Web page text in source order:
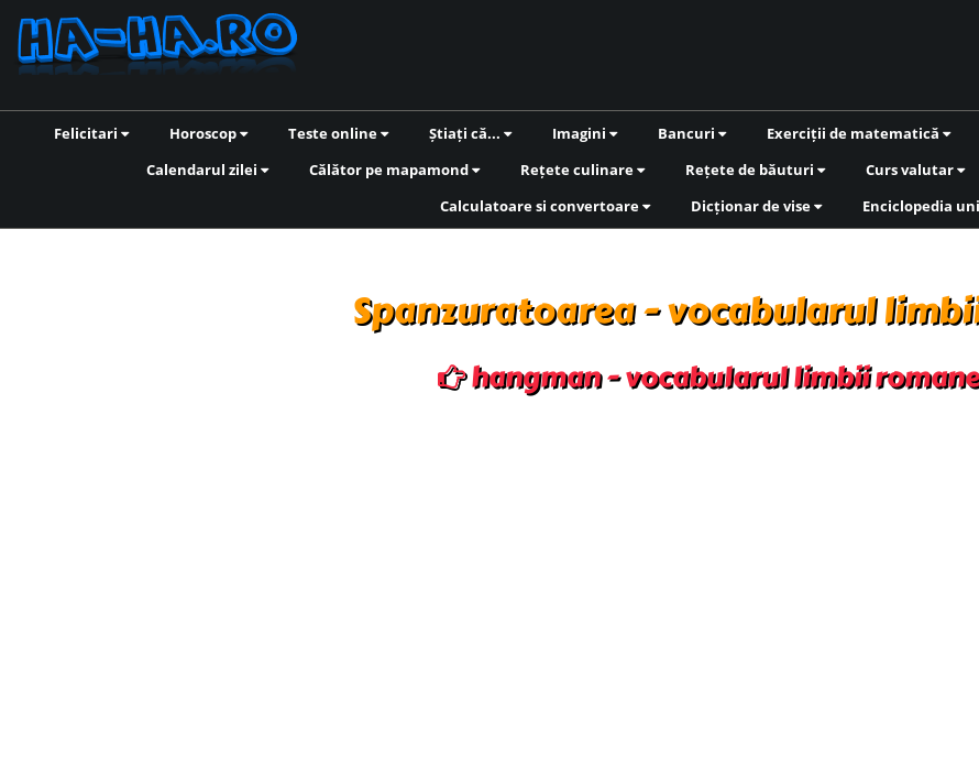
Felicitari Horoscop Teste online Știați că... Imagini Bancuri Exerciții de matematică
Calendarul zilei
Călător pe mapamond Rețete culinare Rețete de băuturi Curs valutar
Calculatoare si convertoare
Dicționar de vise Enciclopedia
Spanzuratoarea - vocabularul
hangman - vocabularul limbii